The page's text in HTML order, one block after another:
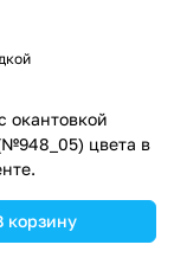
окантовкой
цвета в
корзину